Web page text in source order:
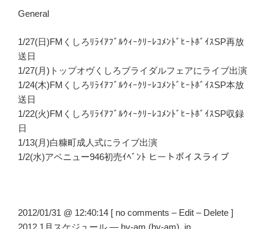
General
1/27(日)FMくしろﾘﾗｲｱﾌﾞﾙｳｨｰｸﾘｰﾚｺﾒﾝﾄﾞﾋｰﾄﾎﾞｲｽSP再放
送日
1/27(月)トップオヴくしろブライダルフェアにライブ出演
1/24(木)FMくしろﾘﾗｲｱﾌﾞﾙｳｨｰｸﾘｰﾚｺﾒﾝﾄﾞﾋｰﾄﾎﾞｲｽSP本放
送日
1/22(火)FMくしろﾘﾗｲｱﾌﾞﾙｳｨｰｸﾘｰﾚｺﾒﾝﾄﾞﾋｰﾄﾎﾞｲｽSP収録
日
1/13(月)白糠町成人式にライブ出演
1/2(水)アベニュー946初売ｲﾍﾞﾝﾄ ヒートボイスライブ
2012/01/31 @ 12:40:14 [ no comments – Edit – Delete ]
2012.1月スケジュール — hv-am (hv-am), in